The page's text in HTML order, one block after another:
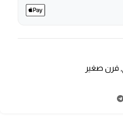
, فرن صغير